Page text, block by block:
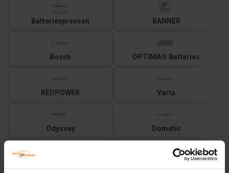
Batteriexpressen BANNER
Bosch OPTIMA® Batteries
REDPOWER Varta
Odyssey Dometic